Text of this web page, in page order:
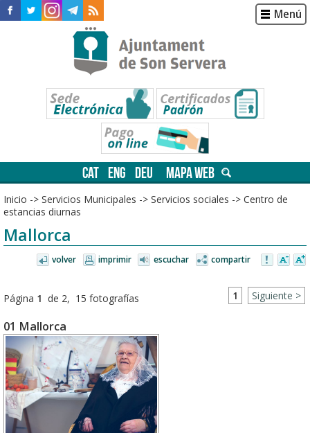
Menú
CAT ENG DEU MAPA WEB
Inicio -> Servicios Municipales -> Servicios sociales -> Centro de
estancias diurnas
Mallorca
volver imprimir escuchar compartir
Página 1 de 2, 15 fotografías 1 Siguiente >
01 Mallorca